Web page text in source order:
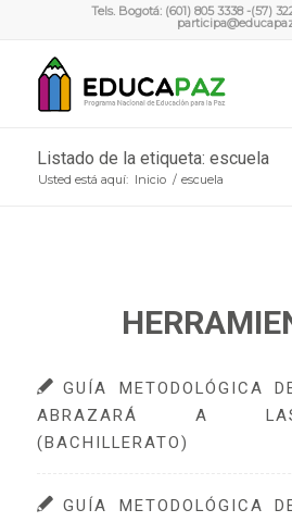
Tels. Bogotá: (601) 805 3338 -(57)
Listado de la etiqueta: escuela
Usted está aquí: Inicio / escuela
GUÍA METODOLÓGICA
ABRAZARÁ A
(BACHILLERATO)
GUÍA METODOLÓGICA